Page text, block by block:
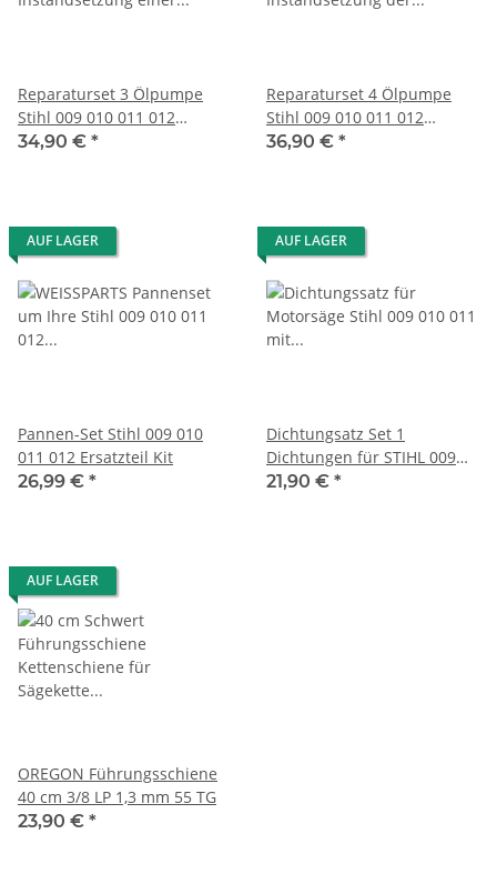
Reparaturset 3 Ölpumpe
Stihl 009 010 011 012
Membran Dichtung
34,90 € *
Reparaturset 4 Ölpumpe
Stihl 009 010 011 012
Membran Dichtung O-Ring
36,90 € *
AUF LAGER
Pannen-Set Stihl 009 010
011 012 Ersatzteil Kit
26,99 € *
AUF LAGER
Dichtungsatz Set 1
Dichtungen für STIHL 009
010 011 Dichtsatz
21,90 € *
AUF LAGER
OREGON Führungsschiene
40 cm 3/8 LP 1,3 mm 55 TG
23,90 € *